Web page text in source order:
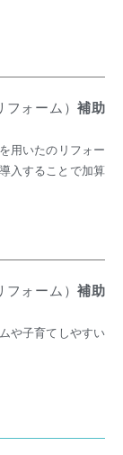
フォーム）補助
用いたのリフォー
入することで加算
フォーム）補助
や子育てしやすい